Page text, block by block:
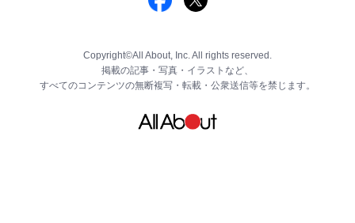
Copyright©All About, Inc. All rights reserved.
掲載の記事・写真・イラストなど、
すべてのコンテンツの無断複写・転載・公衆送信等を禁じます。